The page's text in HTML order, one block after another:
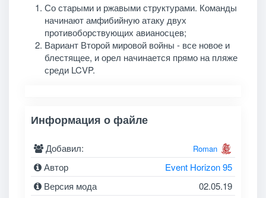
Со старыми и ржавыми структурами. Команды
начинают амфибийную атаку двух
противоборствующих авианосцев;
Вариант Второй мировой войны - все новое и
блестящее, и орел начинается прямо на пляже
среди LCVP.
Информация о файле
Добавил: Roman
Автор
Event Horizon 95
Версия мода
02.05.19